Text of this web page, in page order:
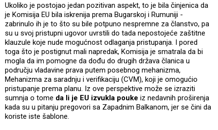
Ukoliko je postojao jedan pozitivan aspekt, to je bila činjenica da
je Komisija EU bila iskrenija prema Bugarskoj i Rumuniji -
zabrinulo ih je to što su bile potpuno nespremne za članstvo, pa
su u svoj pristupni ugovor uvrstili do tada nepostojeće zaštitne
klauzule koje nude mogućnost odlaganja pristupanja. I pored
toga što je postignut mali napredak, Komisija je smatrala da bi
mogla da im pomogne da dođu do drugih država članica u
području vladavine prava putem posebnog mehanizma,
Mehanizma za saradnju i verifikaciju (CVM), koji je omogućio
pristupanje prema planu. Iz ove perspektive može se izraziti
sumnja o tome da li je EU izvukla pouke iz nedavnih proširenja
kada su u pitanju pregovori sa Zapadnim Balkanom, jer se čini da
koriste iste šablone.